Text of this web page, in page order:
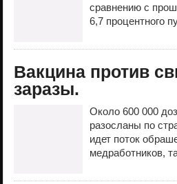
сравнению с
6,7 процентного
Вакцина против
заразы.
Около 600 000
разосланы по
идет поток
медработников,